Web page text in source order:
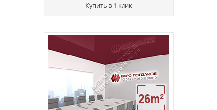
Купить в 1 клик